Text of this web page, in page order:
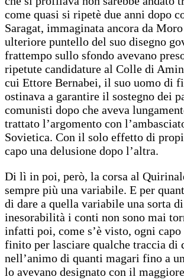
come quasi si ripetè due anni dopo
Saragat, immaginata ancora da
ulteriore puntello del suo disegno
frattempo sullo sfondo avevano
ripetute candidature al Colle di
cui Ettore Bernabei, il suo uomo di
ostinava a garantire il sostegno dei
comunisti dopo che aveva
trattato l’argomento con
Sovietica. Con il solo effetto di
capo una delusione dopo l’altra.
Di lì in poi, però, la corsa al
sempre più una variabile. E per
di dare a quella variabile una sorta
inesorabilità i conti non sono mai
infatti poi, come s’è visto, ogni capo
finito per lasciare qualche traccia di
nell’animo di quanti magari fino a
lo avevano designato con il